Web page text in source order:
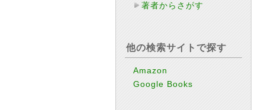
著者からさがす
他の検索サイトで探す
Amazon
Google Books